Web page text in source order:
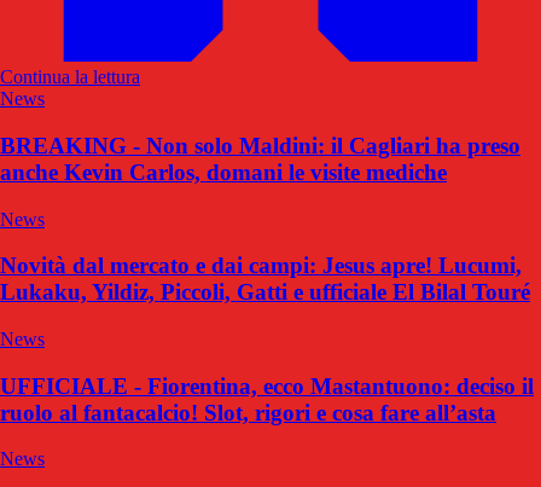
Continua la lettura
News
BREAKING - Non solo Maldini: il Cagliari ha preso
anche Kevin Carlos, domani le visite mediche
News
Novità dal mercato e dai campi: Jesus apre! Lucumi,
Lukaku, Yildiz, Piccoli, Gatti e ufficiale El Bilal Touré
News
UFFICIALE - Fiorentina, ecco Mastantuono: deciso il
ruolo al fantacalcio! Slot, rigori e cosa fare all’asta
News